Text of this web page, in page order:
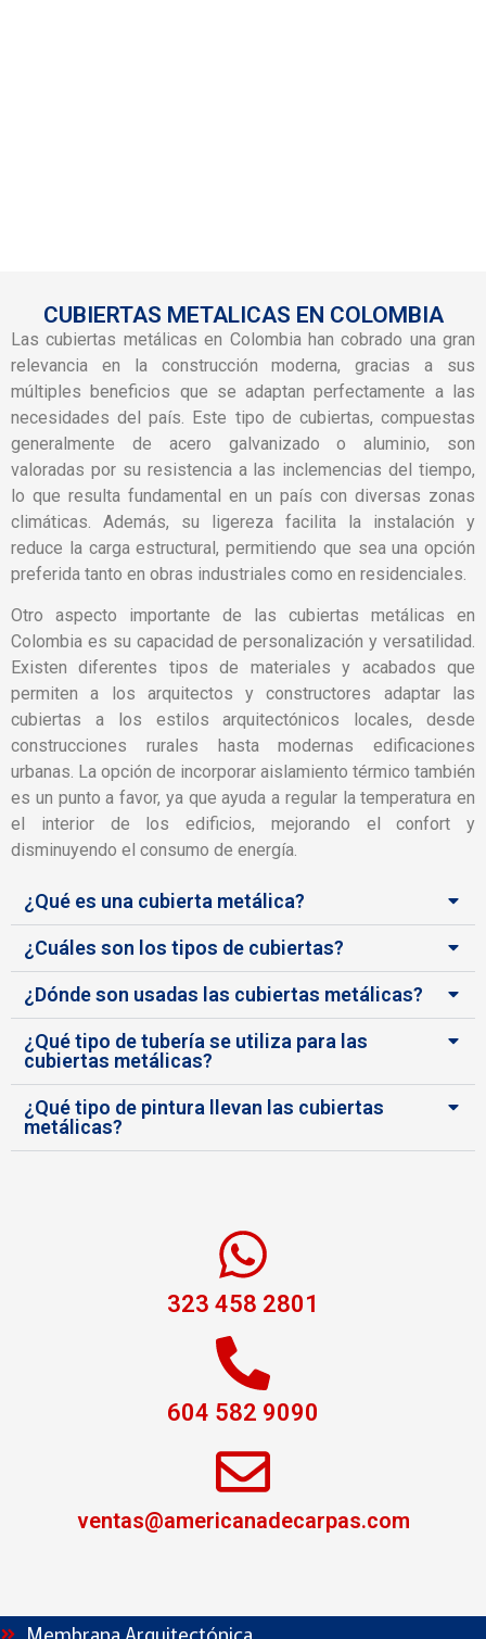
CUBIERTAS METALICAS EN COLOMBIA
Las cubiertas metálicas en Colombia han cobrado una gran
relevancia en la construcción moderna, gracias a sus
múltiples beneficios que se adaptan perfectamente a las
necesidades del país. Este tipo de cubiertas, compuestas
generalmente de acero galvanizado o aluminio, son
valoradas por su resistencia a las inclemencias del tiempo,
lo que resulta fundamental en un país con diversas zonas
climáticas. Además, su ligereza facilita la instalación y
reduce la carga estructural, permitiendo que sea una opción
preferida tanto en obras industriales como en residenciales.
Otro aspecto importante de las cubiertas metálicas en
Colombia es su capacidad de personalización y versatilidad.
Existen diferentes tipos de materiales y acabados que
permiten a los arquitectos y constructores adaptar las
cubiertas a los estilos arquitectónicos locales, desde
construcciones rurales hasta modernas edificaciones
urbanas. La opción de incorporar aislamiento térmico también
es un punto a favor, ya que ayuda a regular la temperatura en
el interior de los edificios, mejorando el confort y
disminuyendo el consumo de energía.
¿Qué es una cubierta metálica?
¿Cuáles son los tipos de cubiertas?
¿Dónde son usadas las cubiertas metálicas?
¿Qué tipo de tubería se utiliza para las
cubiertas metálicas?
¿Qué tipo de pintura llevan las cubiertas
metálicas?
323 458 2801
604 582 9090
ventas@americanadecarpas.com
bodega desarmable, bodegas desarmables, bodegas temporales, bodegas temporales
metálicas, carpas para almacenes, carpas movibles, carpas industriales, carpa bodega.